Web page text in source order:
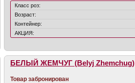
Класс роз:
Возраст:
Контейнер:
АКЦИЯ:
БЕЛЫЙ ЖЕМЧУГ (Belyj Zhemchug)
Товар забронирован